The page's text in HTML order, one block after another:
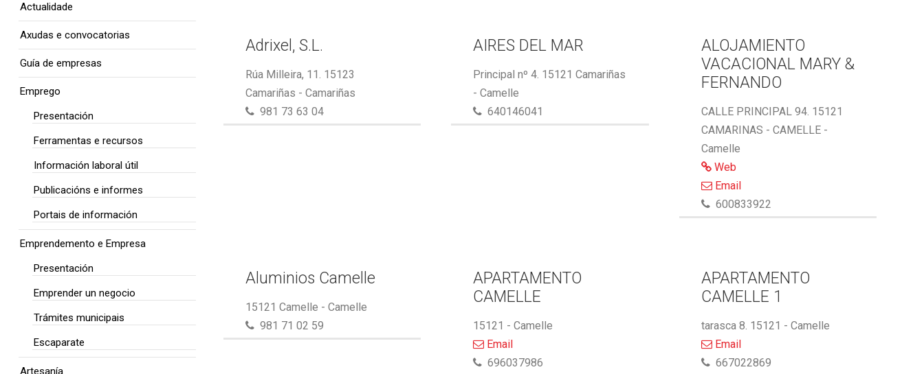
Adrixel, S.L.
Rúa Milleira, 11. 15123
Camariñas - Camariñas
981 73 63 04
AIRES DEL MAR
Principal nº 4. 15121 Camariñas
- Camelle
640146041
ALOJAMIENTO
VACACIONAL MARY &
FERNANDO
CALLE PRINCIPAL 94. 15121
CAMARINAS - CAMELLE -
Camelle
Web
Email
600833922
Aluminios Camelle
15121 Camelle - Camelle
981 71 02 59
APARTAMENTO
CAMELLE
15121 - Camelle
Email
696037986
APARTAMENTO
CAMELLE 1
tarasca 8. 15121 - Camelle
Email
667022869
Actualidade
Axudas e convocatorias
Guía de empresas
Emprego
Presentación
Ferramentas e recursos
Información laboral útil
Publicacións e informes
Portais de información
Emprendemento e Empresa
Presentación
Emprender un negocio
Trámites municipais
Escaparate
Artesanía